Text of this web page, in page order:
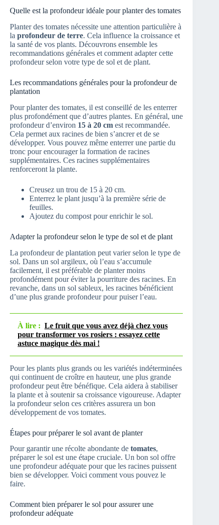
Quelle est la profondeur idéale pour planter des tomates
Planter des tomates nécessite une attention particulière à
la profondeur de terre. Cela influence la croissance et
la santé de vos plants. Découvrons ensemble les
recommandations générales et comment adapter cette
profondeur selon votre type de sol et de plant.
Les recommandations générales pour la profondeur de
plantation
Pour planter des tomates, il est conseillé de les enterrer
plus profondément que d’autres plantes. En général, une
profondeur d’environ 15 à 20 cm est recommandée.
Cela permet aux racines de bien s’ancrer et de se
développer. Vous pouvez même enterrer une partie du
tronc pour encourager la formation de racines
supplémentaires. Ces racines supplémentaires
renforceront la plante.
Creusez un trou de 15 à 20 cm.
Enterrez le plant jusqu’à la première série de
feuilles.
Ajoutez du compost pour enrichir le sol.
Adapter la profondeur selon le type de sol et de plant
La profondeur de plantation peut varier selon le type de
sol. Dans un sol argileux, où l’eau s’accumule
facilement, il est préférable de planter moins
profondément pour éviter la pourriture des racines. En
revanche, dans un sol sableux, les racines bénéficient
d’une plus grande profondeur pour puiser l’eau.
À lire : Le fruit que vous avez déjà chez vous
pour transformer vos rosiers : essayez cette
astuce magique dès mai !
Pour les plants plus grands ou les variétés indéterminées
qui continuent de croître en hauteur, une plus grande
profondeur peut être bénéfique. Cela aidera à stabiliser
la plante et à soutenir sa croissance vigoureuse. Adapter
la profondeur selon ces critères assurera un bon
développement de vos tomates.
Étapes pour préparer le sol avant de planter
Pour garantir une récolte abondante de tomates,
préparer le sol est une étape cruciale. Un bon sol offre
une profondeur adéquate pour que les racines puissent
bien se développer. Voici comment vous pouvez le
faire.
Comment bien préparer le sol pour assurer une
profondeur adéquate